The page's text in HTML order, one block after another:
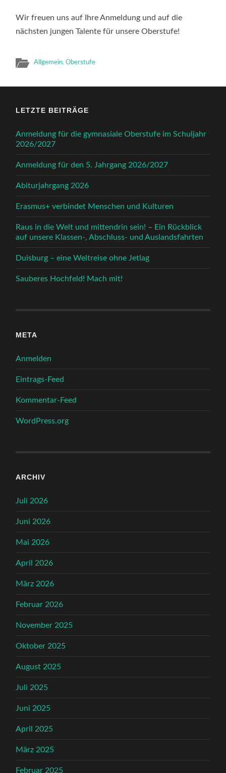
Wir freuen uns auf Ihre Anmeldung und auf die
nächsten jungen Talente für unsere Oberstufe!
Allgemein,Oberstufe
LETZTE BEITRÄGE
Anmeldung für die gymnasiale Oberstufe im Schuljahr
2026/2027
Anmeldung für den 5. Jahrgang 2026/2027
Abiturjahrgang 2026
Erasmus+ verbindet Menschen und Kulturen
Raus in die Welt und mittendrin sein! – Ein Rückblick
auf unsere Klassen-, Abschluss- und Auslandsfahrten
Duisburg – eine Weltreise ohne Jetlag
Sauberes Hochfeld! Mach mit!
META
Anmelden
Eintrags-Feed
Kommentar-Feed
WordPress.org
ARCHIV
Juli 2026
Juni 2026
Mai 2026
April 2026
März 2026
Februar 2026
November 2025
Oktober 2025
August 2025
Juli 2025
Juni 2025
April 2025
März 2025
Februar 2025